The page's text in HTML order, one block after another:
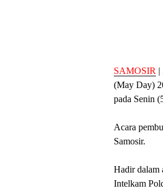
SAMOSIR |
(May Day)
pada Senin
Acara
Samosir.
Hadir dalam
Intelkam